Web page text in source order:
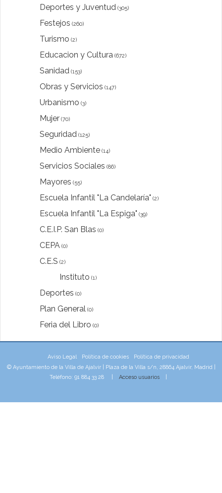
Deportes y Juventud (305)
Festejos (260)
Turismo (2)
Educacion y Cultura (672)
Sanidad (153)
Obras y Servicios (147)
Urbanismo (3)
Mujer (70)
Seguridad (125)
Medio Ambiente (14)
Servicios Sociales (86)
Mayores (55)
Escuela Infantil "La Candelaría" (2)
Escuela Infantil "La Espiga" (39)
C.E.I.P. San Blas (0)
CEPA (0)
C.E.S (2)
Instituto (1)
Deportes (0)
Plan General (0)
Feria del Libro (0)
Aviso Legal Política de cookies
Política de privacidad
© Ayuntamiento de la Villa de Ajalvir | Plaza de la Villa s/n, 28864 Ajalvir, Madrid |
Teléfono: 91 884 33 28 | Acceso usuarios|